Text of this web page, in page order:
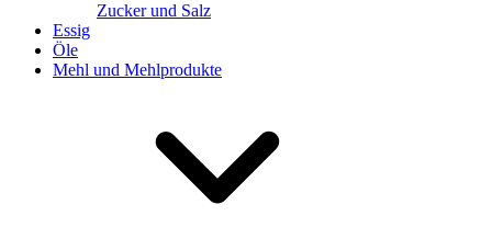
Zucker und Salz
Essig
Öle
Mehl und Mehlprodukte